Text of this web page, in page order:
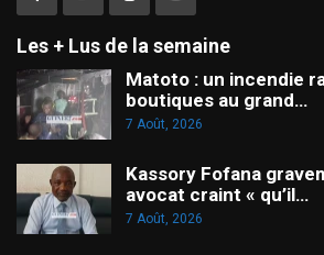
Les + Lus de la semaine
Matoto : un incendie
boutiques au grand…
7 Août, 2026
Kassory Fofana
avocat craint « qu’il…
7 Août, 2026